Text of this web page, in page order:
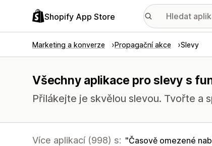
Shopify App Store
Marketing a konverze Propagační akce Slevy
Všechny aplikace pro slevy s
Přilákejte je skvělou slevou. Tvořte a
Více aplikací (998) s: Časově omezené